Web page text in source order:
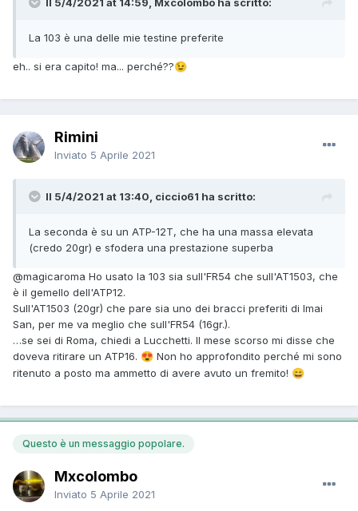
Il 5/4/2021 at 14:59, Mxcolombo ha scritto:
La 103 è una delle mie testine preferite
eh.. si era capito! ma... perché??😉
Rimini
Inviato 5 Aprile 2021
Il 5/4/2021 at 13:40, ciccio61 ha scritto:
La seconda è su un ATP-12T, che ha una massa elevata
(credo 20gr) e sfodera una prestazione superba
@magicaroma Ho usato la 103 sia sull'FR54 che sull'AT1503, che
è il gemello dell'ATP12.
Sull'AT1503 (20gr) che pare sia uno dei bracci preferiti di Imai
San, per me va meglio che sull'FR54 (16gr.).
…se sei di Roma, chiedi a Lucchetti. Il mese scorso mi disse che
doveva ritirare un ATP16. 😍 Non ho approfondito perché mi sono
ritenuto a posto ma ammetto di avere avuto un fremito! 😄
Questo è un messaggio popolare.
Mxcolombo
Inviato 5 Aprile 2021